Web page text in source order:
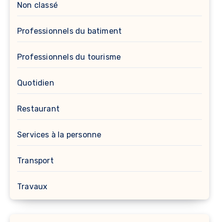
Non classé
Professionnels du batiment
Professionnels du tourisme
Quotidien
Restaurant
Services à la personne
Transport
Travaux